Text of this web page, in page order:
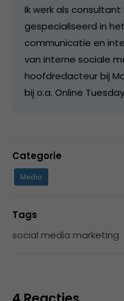
Ik werk als
gespecialiseerd in
communicatie en
van interne sociale
hoofdredacteur bij
bij o.a. Online
Categorie
Media
Tags
social media marketing